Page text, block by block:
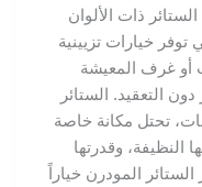
ذات الألوان
خيارات تزيينية
غرف المعيشة
التعقيد. الستائر
تحتل مكانة خاصة
وقدرتها
المودرن خياراً